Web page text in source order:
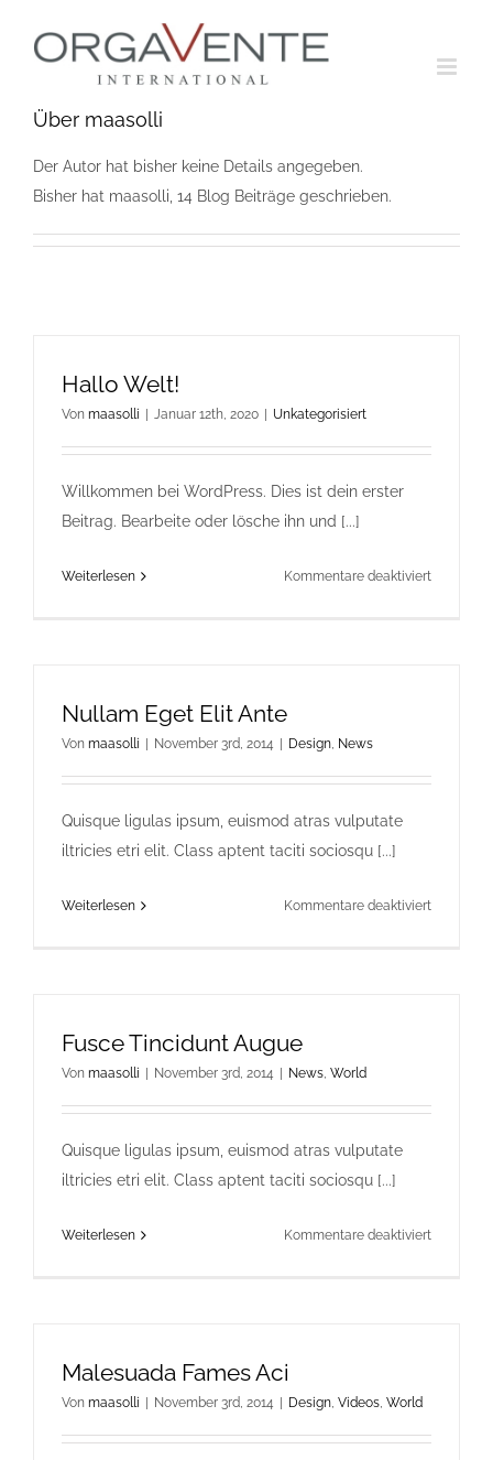
Inhalt
Über maasolli
Der Autor hat bisher keine Details angegeben.
Bisher hat maasolli, 14 Blog Beiträge geschrieben.
Hallo Welt!
Von maasolli Januar 12th, 2020 Unkategorisiert
Willkommen bei WordPress. Dies ist dein erster
Beitrag. Bearbeite oder lösche ihn und [...]
Weiterlesen Kommentare deaktiviertfür
Nullam Eget Elit Ante
Von maasolli November 3rd, 2014 Design, News
Quisque ligulas ipsum, euismod atras vulputate
iltricies etri elit. Class aptent taciti sociosqu [...]
Weiterlesen Kommentare deaktiviertfür
Fusce Tincidunt Augue
Von maasolli November 3rd, 2014 News, World
Quisque ligulas ipsum, euismod atras vulputate
iltricies etri elit. Class aptent taciti sociosqu [...]
Weiterlesen Kommentare deaktiviertfür
Malesuada Fames Aci
Von maasolli November 3rd, 2014 Design, Videos, World